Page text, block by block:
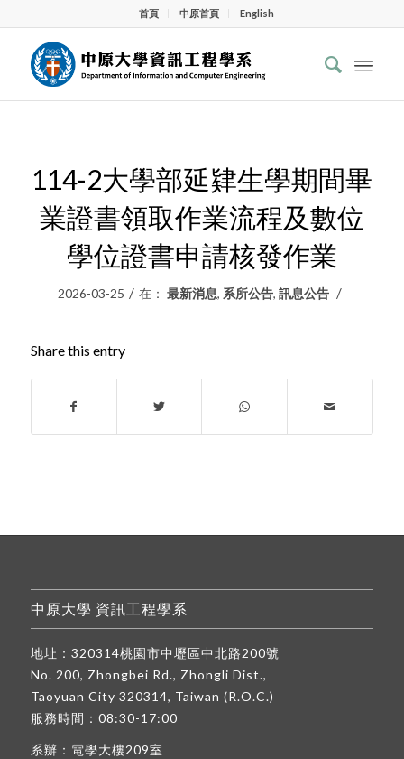
首頁 中原首頁 English
114-2大學部延肄生學期間畢
業證書領取作業流程及數位
學位證書申請核發作業
2026-03-25 / 在： 最新消息, 系所公告, 訊息公告 /
Share this entry
中原大學 資訊工程學系
地址：320314桃園市中壢區中北路200號
No. 200, Zhongbei Rd., Zhongli Dist.,
Taoyuan City 320314, Taiwan (R.O.C.)
服務時間：08:30-17:00
系辦：電學大樓209室